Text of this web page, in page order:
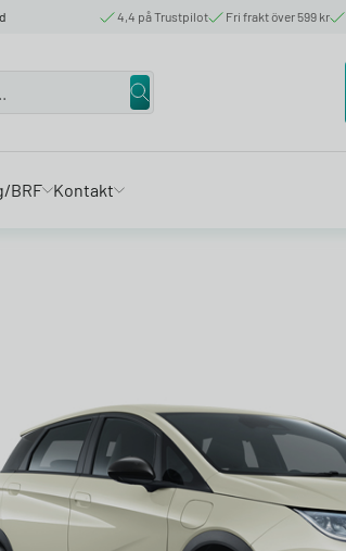
4,4 på Trustpilot Fri frakt över 599 kr
BRF Kontakt